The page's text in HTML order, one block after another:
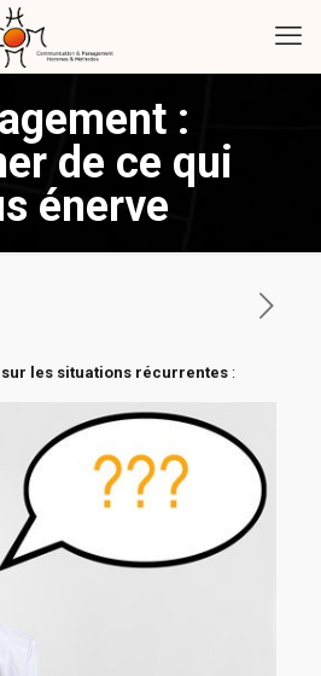
:
de ce qui
énerve
les situations récurrentes: